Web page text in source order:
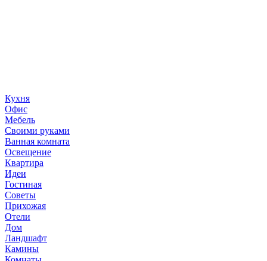
Кухня
Офис
Мебель
Своими руками
Ванная комната
Освещение
Квартира
Идеи
Гостиная
Советы
Прихожая
Отели
Дом
Ландшафт
Камины